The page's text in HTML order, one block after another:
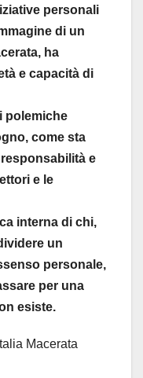
personali
di un
ha
e capacità di
polemiche
come sta
e
e le
interna di chi,
un
personale,
per una
esiste.
Macerata